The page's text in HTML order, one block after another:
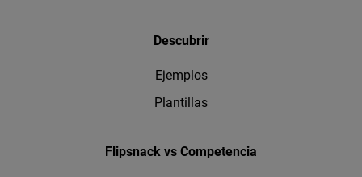
Descubrir
Ejemplos
Plantillas
Flipsnack vs Competencia